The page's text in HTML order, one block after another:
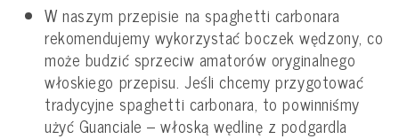
W naszym przepisie na spaghetti carbonara
rekomendujemy wykorzystać boczek wędzony, co
może budzić sprzeciw amatorów oryginalnego
włoskiego przepisu. Jeśli chcemy przygotować
tradycyjne spaghetti carbonara, to powinniśmy
użyć Guanciale – włoską wędlinę z podgardla